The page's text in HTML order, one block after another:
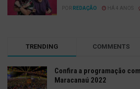
POR REDAÇÃO HÁ 4 ANOS
TRENDING COMMENTS
Confira a programação
Maracanaú 2022